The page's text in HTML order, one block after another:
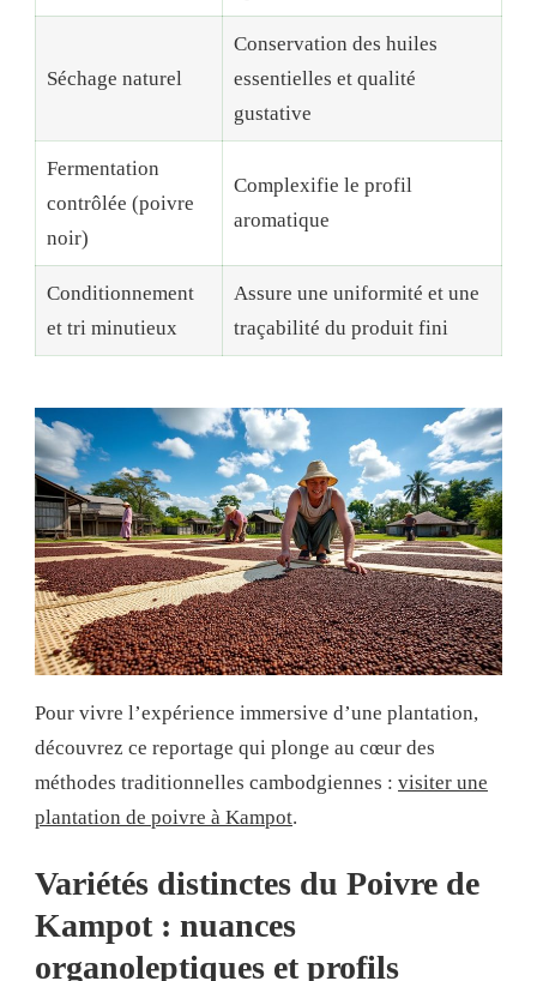
Séchage naturel
Conservation des huiles
essentielles et qualité
gustative
Fermentation
contrôlée (poivre
noir)
Complexifie le profil
aromatique
Conditionnement
et tri minutieux
Assure une uniformité et une
traçabilité du produit fini
Pour vivre l’expérience immersive d’une plantation,
découvrez ce reportage qui plonge au cœur des
méthodes traditionnelles cambodgiennes : visiter une
plantation de poivre à Kampot.
Variétés distinctes du Poivre de
Kampot : nuances
organoleptiques et profils